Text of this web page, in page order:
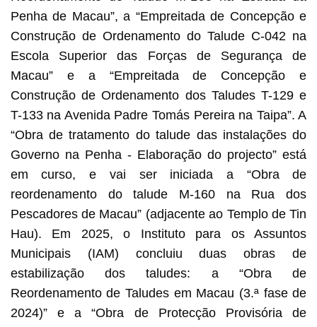
Penha de Macau”, a “Empreitada de Concepção e
Construção de Ordenamento do Talude C-042 na
Escola Superior das Forças de Segurança de
Macau” e a “Empreitada de Concepção e
Construção de Ordenamento dos Taludes T-129 e
T-133 na Avenida Padre Tomás Pereira na Taipa”. A
“Obra de tratamento do talude das instalações do
Governo na Penha - Elaboração do projecto” está
em curso, e vai ser iniciada a “Obra de
reordenamento do talude M-160 na Rua dos
Pescadores de Macau” (adjacente ao Templo de Tin
Hau). Em 2025, o Instituto para os Assuntos
Municipais (IAM) concluiu duas obras de
estabilização dos taludes: a “Obra de
Reordenamento de Taludes em Macau (3.ª fase de
2024)” e a “Obra de Protecção Provisória de